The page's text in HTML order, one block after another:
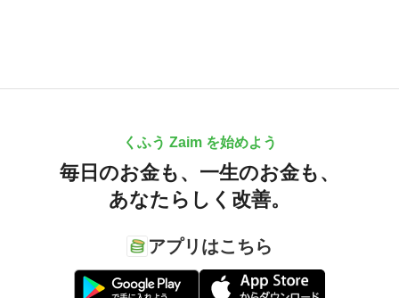
くふう Zaim を始めよう
毎日のお金も、 一生のお金も、
あなたらしく改善。
アプリはこちら